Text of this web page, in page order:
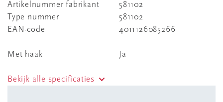
Artikelnummer fabrikant
581102
Type nummer
581102
EAN-code
4011126085266
Met haak Ja
Bekijk alle specificaties